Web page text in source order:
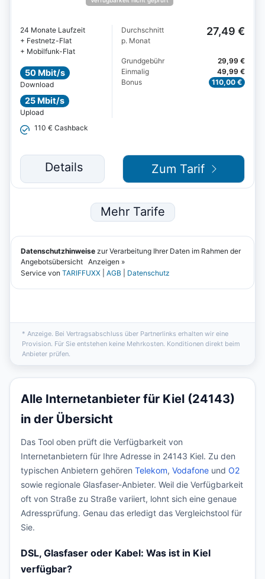
* Anzeige. Bei Vertragsabschluss über Partnerlinks erhalten wir eine
Provision. Für Sie entstehen keine Mehrkosten. Konditionen direkt beim
Anbieter prüfen.
Alle Internetanbieter für Kiel (24143)
in der Übersicht
Das Tool oben prüft die Verfügbarkeit von
Internetanbietern für Ihre Adresse in 24143 Kiel. Zu den
typischen Anbietern gehören Telekom, Vodafone und O2
sowie regionale Glasfaser-Anbieter. Weil die Verfügbarkeit
oft von Straße zu Straße variiert, lohnt sich eine genaue
Adressprüfung. Genau das erledigt das Vergleichstool für
Sie.
DSL, Glasfaser oder Kabel: Was ist in Kiel
verfügbar?